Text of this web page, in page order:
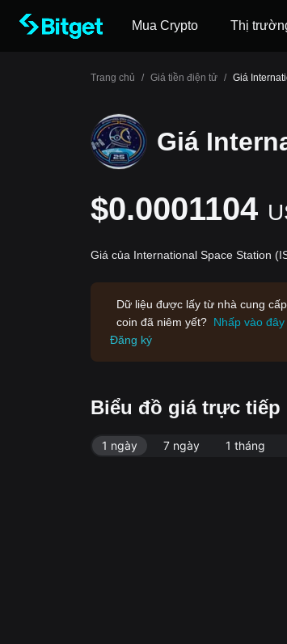
Mua Crypto Thị
Trang chủ / Giá tiền điện tử / Giá
Giá
$0.0001104
Giá của International Space Station
Dữ liệu được lấy từ nhà cung
coin đã niêm yết? Nhấp vào đây
Đăng ký
Biểu đồ giá trực tiếp
1 ngày 7 ngày 1 tháng